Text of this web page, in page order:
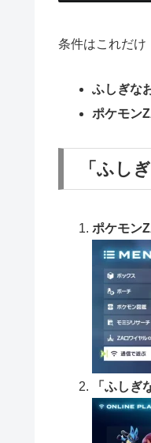
条件はこれだけ
ふしぎな
ポケモン
「ふし
ポケモン
「ふしぎ